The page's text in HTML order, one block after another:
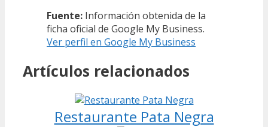
Fuente: Información obtenida de la
ficha oficial de Google My Business.
Ver perfil en Google My Business
Artículos relacionados
Restaurante Pata Negra